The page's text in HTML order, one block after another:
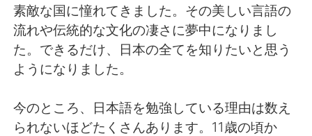
素敵な国に憧れてきました。その美しい言語の
流れや伝統的な文化の凄さに夢中になりまし
た。できるだけ、日本の全てを知りたいと思う
ようになりました。
今のところ、日本語を勉強している理由は数え
られないほどたくさんあります。11歳の頃か